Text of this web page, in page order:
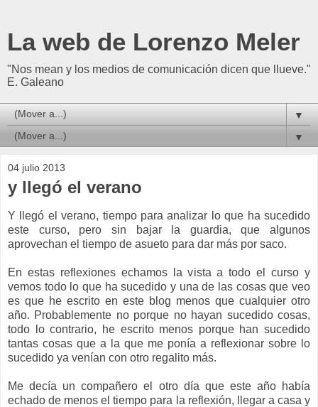
La web de Lorenzo Meler
"Nos mean y los medios de comunicación dicen que llueve."
E. Galeano
▼
▼
04 julio 2013
y llegó el verano
Y llegó el verano, tiempo para analizar lo que ha sucedido
este curso, pero sin bajar la guardia, que algunos
aprovechan el tiempo de asueto para dar más por saco.
En estas reflexiones echamos la vista a todo el curso y
vemos todo lo que ha sucedido y una de las cosas que veo
es que he escrito en este blog menos que cualquier otro
año. Probablemente no porque no hayan sucedido cosas,
todo lo contrario, he escrito menos porque han sucedido
tantas cosas que a la que me ponía a reflexionar sobre lo
sucedido ya venían con otro regalito más.
Me decía un compañero el otro día que este año había
echado de menos el tiempo para la reflexión, llegar a casa y